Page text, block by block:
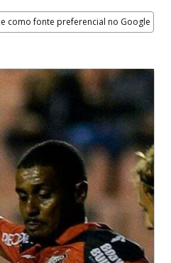
como fonte preferencial no Google